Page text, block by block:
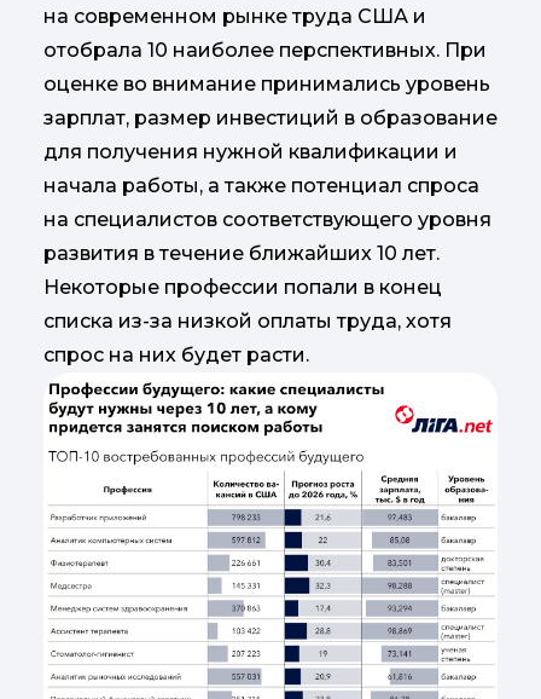
на современном рынке труда США и
отобрала 10 наиболее перспективных. При
оценке во внимание принимались уровень
зарплат, размер инвестиций в образование
для получения нужной квалификации и
начала работы, а также потенциал спроса
на специалистов соответствующего уровня
развития в течение ближайших 10 лет.
Некоторые профессии попали в конец
списка из-за низкой оплаты труда, хотя
спрос на них будет расти.